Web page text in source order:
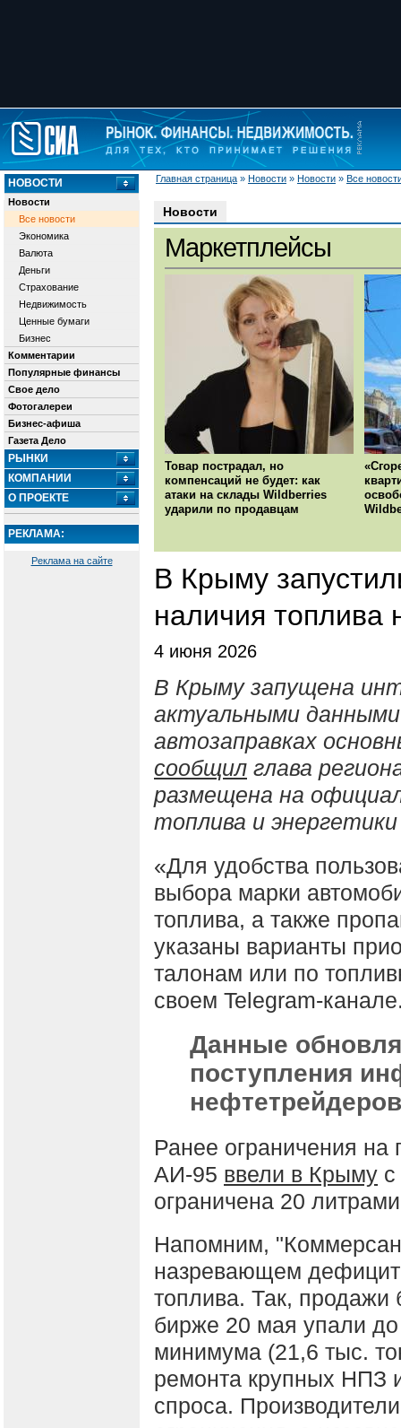
Главная страница » Новости » Новости » Все
НОВОСТИ
Новости
Все новости
Экономика
Валюта
Деньги
Страхование
Недвижимость
Ценные бумаги
Бизнес
Комментарии
Популярные финансы
Свое дело
Фотогалереи
Бизнес-афиша
Газета Дело
РЫНКИ
КОМПАНИИ
О ПРОЕКТЕ
РЕКЛАМА:
Реклама на сайте
Новости
Маркетплейсы
Товар пострадал, но
компенсаций не будет: как
атаки на склады Wildberries
ударили по продавцам
В Крыму
наличия топлива
4 июня 2026
В Крыму запущена
актуальными
автозаправках
сообщил глава
размещена на
топлива и
«Для удобства
выбора марки
топлива, а также
указаны варианты
талонам или по
своем Telegram-
Данные
поступления
Ранее ограничения на
АИ-95 ввели в Крыму
ограничена 20
Напомним,
назревающем
топлива. Так, продажи
бирже 20 мая упали до
минимума (21,6 тыс.
ремонта крупных НПЗ
спроса.